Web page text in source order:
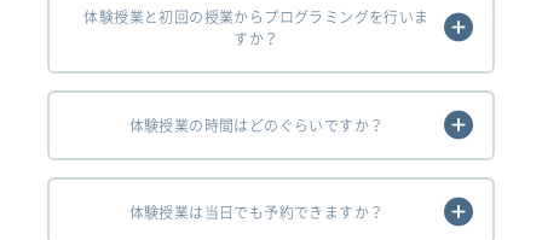
体験授業と初回の授業からプログラミングを行いま
すか？
体験授業の時間はどのぐらいですか？
体験授業は当日でも予約できますか？